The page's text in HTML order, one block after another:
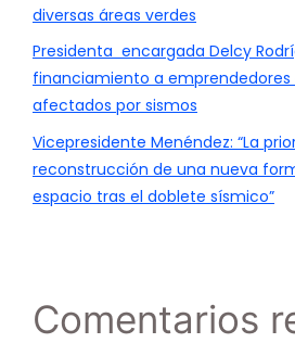
diversas áreas verdes
Presidenta encargada Delcy
financiamiento a emprendedores
afectados por sismos
Vicepresidente Menéndez: “La
reconstrucción de una nueva
espacio tras el doblete sísmico”
Comentarios